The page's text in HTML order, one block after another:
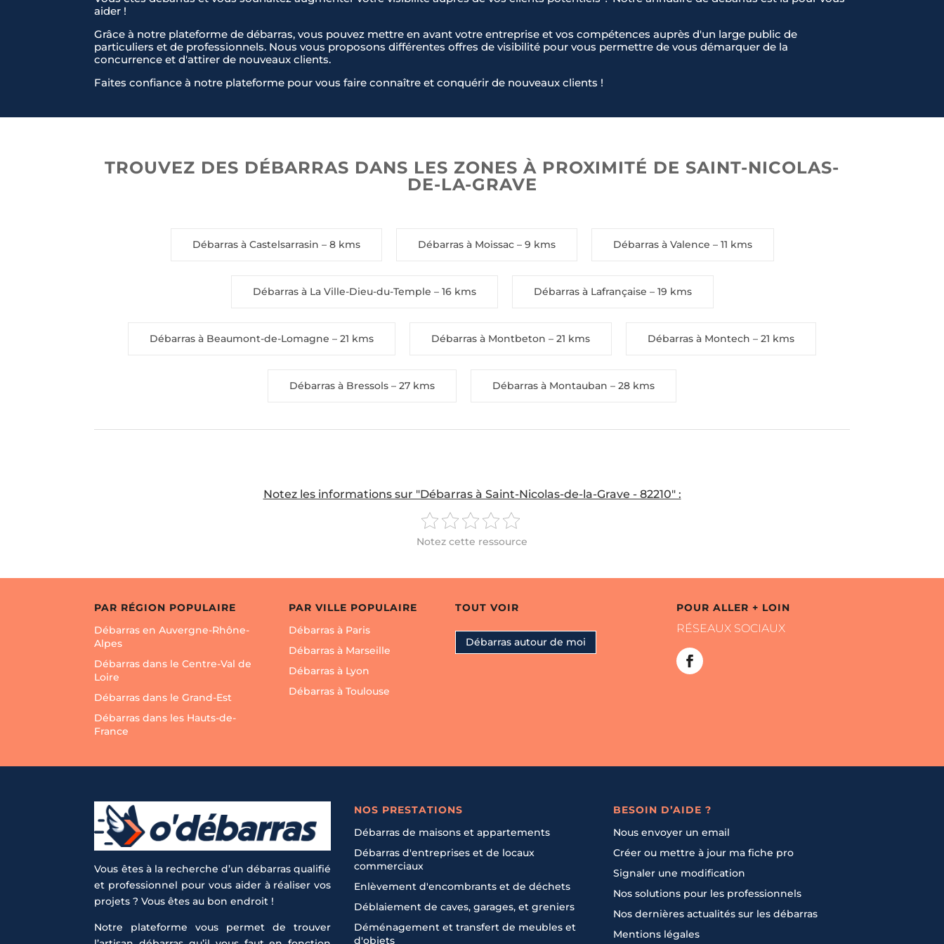
aider !
Grâce à notre plateforme de débarras, vous pouvez mettre en avant votre entreprise et vos compétences auprès d'un large public de
particuliers et de professionnels. Nous vous proposons différentes offres de visibilité pour vous permettre de vous démarquer de la
concurrence et d'attirer de nouveaux clients.
Faites confiance à notre plateforme pour vous faire connaître et conquérir de nouveaux clients !
TROUVEZ DES DÉBARRAS DANS LES ZONES À PROXIMITÉ DE SAINT-NICOLAS-
DE-LA-GRAVE
Débarras à Castelsarrasin – 8 kms Débarras à Moissac– 9 kms Débarras à Valence – 11 kms
Débarras à La Ville-Dieu-du-Temple – 16 kms Débarras à Lafrançaise – 19 kms
Débarras à Beaumont-de-Lomagne – 21 kms Débarras à Montbeton – 21 kms Débarras à Montech – 21 kms
Débarras à Bressols – 27 kms Débarras à Montauban – 28 kms
Notez les informations sur "Débarras à Saint-Nicolas-de-la-Grave - 82210" :
Notez cette ressource
PAR RÉGION POPULAIRE
Débarras en Auvergne-Rhône-
Alpes
Débarras dans le Centre-Val de
Loire
Débarras dans le Grand-Est
Débarras dans les Hauts-de-
France
PAR VILLE POPULAIRE
Débarras à Paris
Débarras à Marseille
Débarras à Lyon
Débarras à Toulouse
TOUT VOIR
Débarras autour de moi
POUR ALLER + LOIN
RÉSEAUX SOCIAUX
Vous êtes à la recherche d’un débarras qualifié
et professionnel pour vous aider à réaliser vos
projets ? Vous êtes au bon endroit !
Notre plateforme vous permet de trouver
NOS PRESTATIONS
Débarras de maisons et appartements
Débarras d'entreprises et de locaux
commerciaux
Enlèvement d'encombrants et de déchets
Déblaiement de caves, garages, et greniers
Déménagement et transfert de meubles et
d'objets
BESOIN D’AIDE ?
Nous envoyer un email
Créer ou mettre à jour ma fiche pro
Signaler une modification
Nos solutions pour les professionnels
Nos dernières actualités sur les débarras
Mentions légales